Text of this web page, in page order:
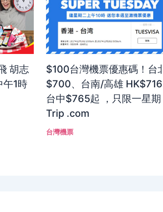
胡志
1時
$100台灣機票優惠碼！台
$700、台南/高雄 HK$716
台中$765起 ，只限一星期
Trip .com
台灣機票